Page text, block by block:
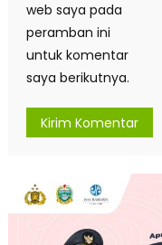
web saya pada
peramban ini
untuk komentar
saya berikutnya.